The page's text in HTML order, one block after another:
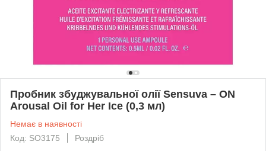
Пробник збуджувальної олії Sensuva – ON
Arousal Oil for Her Ice (0,3 мл)
Немає в наявності
Код: SO3175
Роздріб